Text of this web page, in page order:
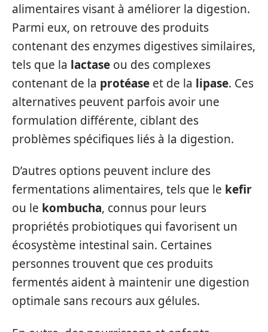
alimentaires visant à améliorer la digestion.
Parmi eux, on retrouve des produits
contenant des enzymes digestives similaires,
tels que la lactase ou des complexes
contenant de la protéase et de la lipase. Ces
alternatives peuvent parfois avoir une
formulation différente, ciblant des
problèmes spécifiques liés à la digestion.
D’autres options peuvent inclure des
fermentations alimentaires, tels que le kefir
ou le kombucha, connus pour leurs
propriétés probiotiques qui favorisent un
écosystème intestinal sain. Certaines
personnes trouvent que ces produits
fermentés aident à maintenir une digestion
optimale sans recours aux gélules.